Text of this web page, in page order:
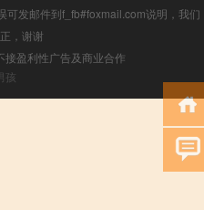
可发邮件到f_fb#foxmail.com说明，我们
，谢谢
盈利性广告及商业合作
孩